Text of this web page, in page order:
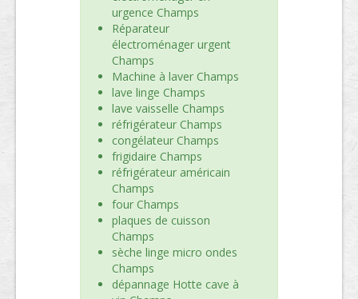
urgence Champs
Réparateur
électroménager urgent
Champs
Machine à laver Champs
lave linge Champs
lave vaisselle Champs
réfrigérateur Champs
congélateur Champs
frigidaire Champs
réfrigérateur américain
Champs
four Champs
plaques de cuisson
Champs
sèche linge micro ondes
Champs
dépannage Hotte cave à